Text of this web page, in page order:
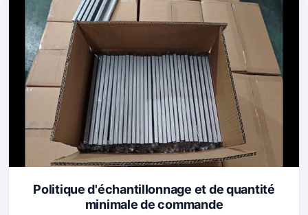
Politique d'échantillonnage et de quantité
minimale de commande